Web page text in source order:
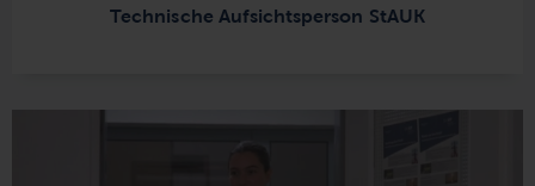
Technische Aufsichtsperson StAUK